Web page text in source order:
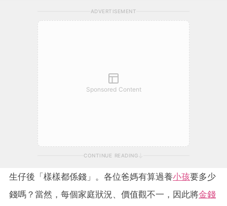
ADVERTISEMENT
Sponsored Content
CONTINUE READING
生仔後「樣樣都係錢」。各位爸媽有算過養小孩要多少
錢嗎？當然，每個家庭狀況、價值觀不一，因此將金錢